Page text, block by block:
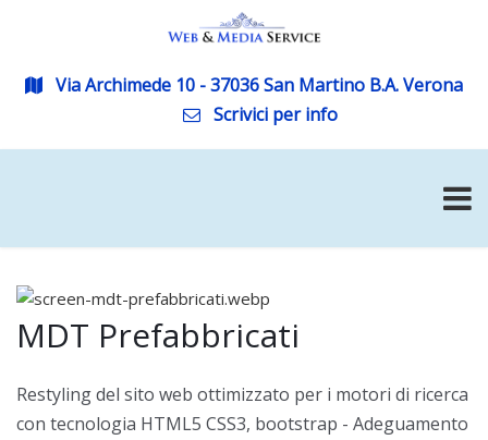
Via Archimede 10 - 37036 San Martino B.A. Verona
Scrivici per info
MDT Prefabbricati
Restyling del sito web ottimizzato per i motori di ricerca
con tecnologia HTML5 CSS3, bootstrap - Adeguamento